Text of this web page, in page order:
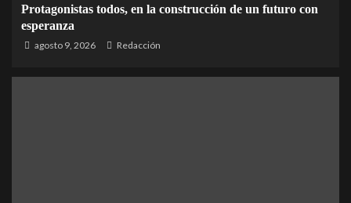
Protagonistas todos, en la construcción de un futuro con
esperanza
agosto 9, 2026 Redacción